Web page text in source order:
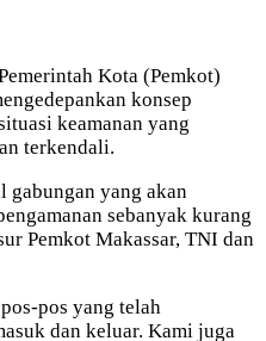
Kota (Pemkot)
konsep
keamanan yang
terkendali.
gabungan yang akan
sebanyak kurang
Pemkot Makassar, TNI dan
pos yang telah
dan keluar. Kami juga